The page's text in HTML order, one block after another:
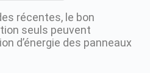
récentes, le bon
seuls peuvent
d’énergie des panneaux